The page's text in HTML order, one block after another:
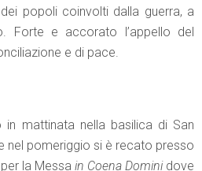
popoli coinvolti dalla guerra, a
Forte e accorato l’appello del
e di pace.
mattinata nella basilica di San
nel pomeriggio si è recato presso
la Messa in Coena Dominidove